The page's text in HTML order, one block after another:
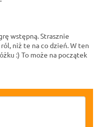
wstępną. Strasznie
niż te na co dzień. W ten
:) To może na początek